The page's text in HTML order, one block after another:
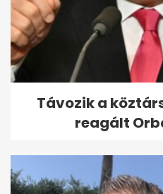
születtél, jó
Távozik a
reagált